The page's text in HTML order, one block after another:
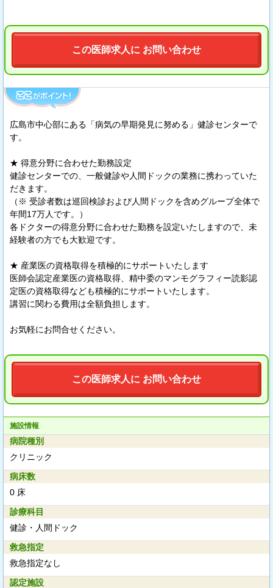
この医師求人に お問い合わせ
広島市中心部にある「病気の早期発見に努める」健診センターで
す。
★ 得意分野に合わせた勤務設定
健診センターでの、一般健診や人間ドックの業務に携わっていた
だきます。
（※ 受診者数は巡回検診および人間ドックを含めグループ全体で
年間17万人です。）
各ドクターの得意分野に合わせた勤務を設定いたしますので、未
経験者の方でも大歓迎です。
★ 産業医の資格取得を積極的にサポートいたします
医師会認定産業医の資格取得、精中委のマンモグラフィー読影認
定医の資格取得なども積極的にサポートいたします。
講習に関わる費用は全額負担します。
お気軽にお問合せください。
この医師求人に お問い合わせ
施設情報
病院種別
クリニック
病床数
0 床
診療科目
健診・人間ドック
救急指定
救急指定なし
認定施設